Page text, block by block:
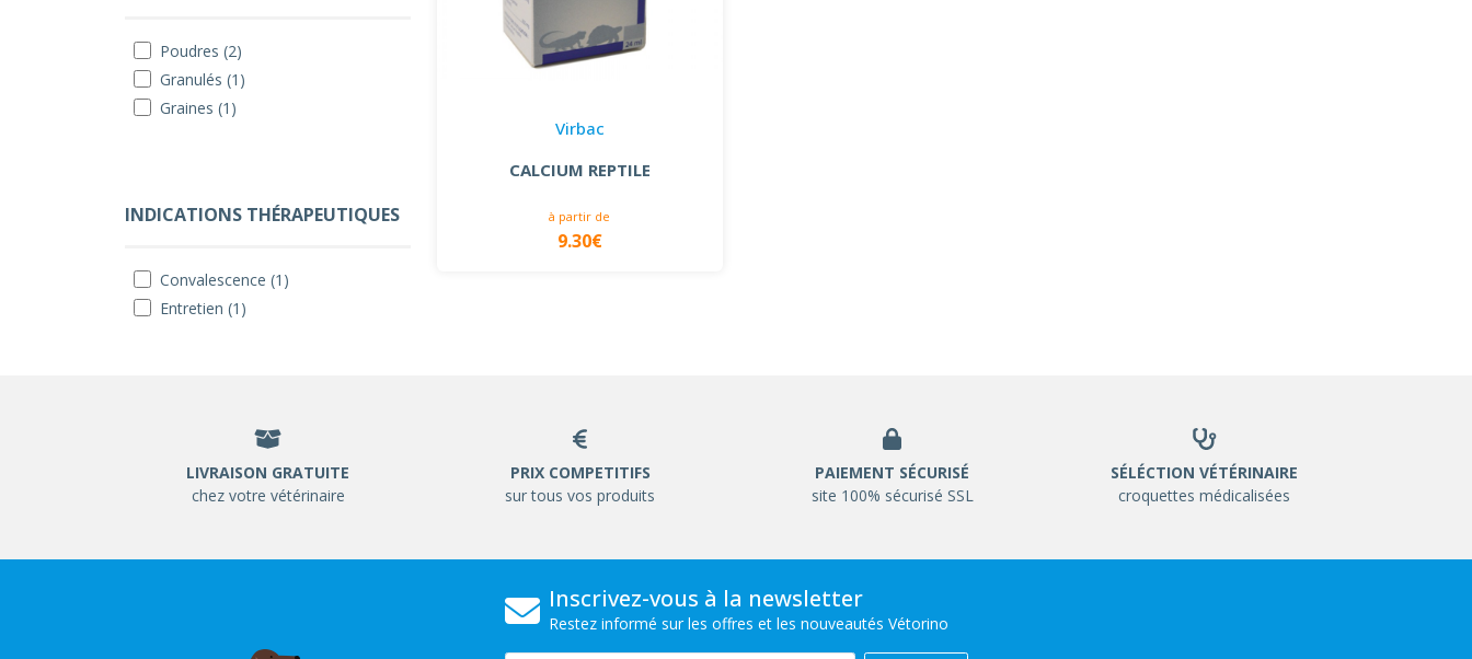
Poudres (2)
Granulés (1)
Graines (1)
INDICATIONS THÉRAPEUTIQUES
Convalescence (1)
Entretien (1)
Virbac
CALCIUM REPTILE
à partir de
9.30€
LIVRAISON GRATUITE
chez votre vétérinaire
PRIX COMPETITIFS
sur tous vos produits
PAIEMENT SÉCURISÉ
site 100% sécurisé SSL
SÉLÉCTION VÉTÉRINAIRE
croquettes médicalisées
Inscrivez-vous à la newsletter
Restez informé sur les offres et les nouveautés Vétorino